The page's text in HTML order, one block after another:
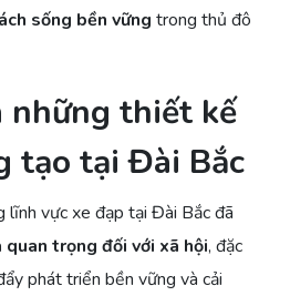
sống bền vững trong thủ đô
những thiết kế
tạo tại Đài Bắc
lĩnh vực xe đạp tại Đài Bắc đã
quan trọng đối với xã hội, đặc
phát triển bền vững và cải